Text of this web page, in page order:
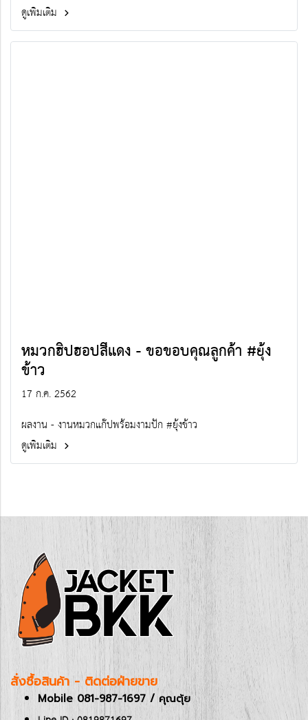
ดูเพิ่มเติม
หมวกฮิปฮอปสีแดง - ขอขอบคุณลูกค้า #ยุ้ง
ข้าว
17 ก.ค. 2562
ผลงาน - งานหมวกแก๊ปพร้อมงามปัก #ยุ้งข้าว
ดูเพิ่มเติม
สั่งซื้อสินค้า - ติดต่อฝ่ายขาย
Mobile 081-987-1697 / คุณตุ้ย